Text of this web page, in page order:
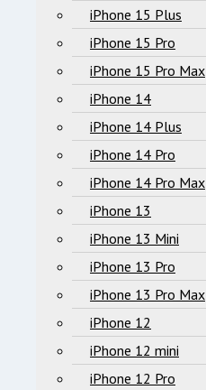
iPhone 15 Plus
iPhone 15 Pro
iPhone 15 Pro Max
iPhone 14
iPhone 14 Plus
iPhone 14 Pro
iPhone 14 Pro Max
iPhone 13
iPhone 13 Mini
iPhone 13 Pro
iPhone 13 Pro Max
iPhone 12
iPhone 12 mini
iPhone 12 Pro